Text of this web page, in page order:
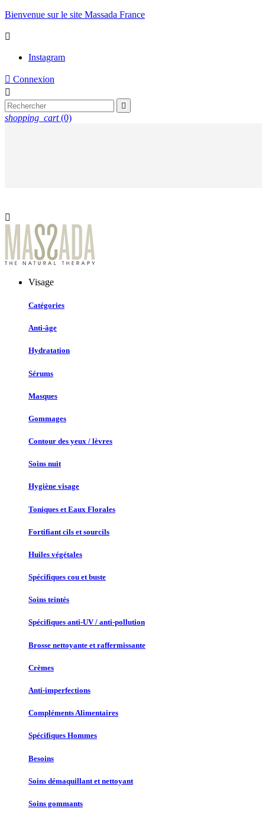
Bienvenue sur le site Massada France

Instagram
 Connexion


shopping_cart (0)

Visage
Catégories
Anti-âge
Hydratation
Sérums
Masques
Gommages
Contour des yeux / lèvres
Soins nuit
Hygiène visage
Toniques et Eaux Florales
Fortifiant cils et sourcils
Huiles végétales
Spécifiques cou et buste
Soins teintés
Spécifiques anti-UV / anti-pollution
Brosse nettoyante et raffermissante
Crèmes
Anti-imperfections
Compléments Alimentaires
Spécifiques Hommes
Besoins
Soins démaquillant et nettoyant
Soins gommants